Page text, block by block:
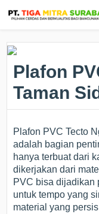
Plafon
Taman
Plafon PVC Tecto
adalah bagian
hanya terbuat dari
dikerjakan dari
PVC bisa dijadikan
untuk tempo yang
material yang